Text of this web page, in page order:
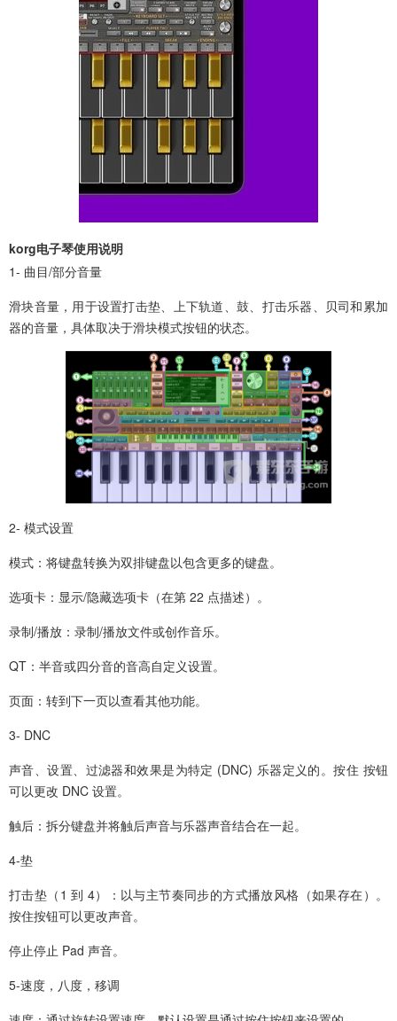
korg电子琴使用说明
1- 曲目/部分音量
滑块音量，用于设置打击垫、上下轨道、鼓、打击乐器、贝司和累加
器的音量，具体取决于滑块模式按钮的状态。
2- 模式设置
模式：将键盘转换为双排键盘以包含更多的键盘。
选项卡：显示/隐藏选项卡（在第 22 点描述）。
录制/播放：录制/播放文件或创作音乐。
QT：半音或四分音的音高自定义设置。
页面：转到下一页以查看其他功能。
3- DNC
声音、设置、过滤器和效果是为特定 (DNC) 乐器定义的。按住 按钮
可以更改 DNC 设置。
触后：拆分键盘并将触后声音与乐器声音结合在一起。
4-垫
打击垫（1 到 4）：以与主节奏同步的方式播放风格（如果存在）。
按住按钮可以更改声音。
停止停止 Pad 声音。
5-速度，八度，移调